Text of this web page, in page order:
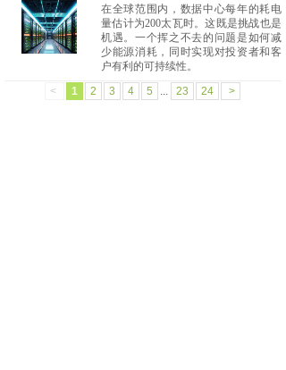
在全球范围内，数据中心每年的耗电
量估计为200太瓦时。这既是挑战也是
机遇。一个挥之不去的问题是如何减
少能源消耗，同时实现对投资者和客
户有利的可持续性。
<
1 2 3 4 5 ... 23 24 >